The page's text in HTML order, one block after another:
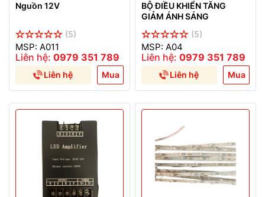
Nguồn 12V
(5)
MSP: A011
Liên hệ: 0979 351 789
Liên hệ Mua
BỘ ĐIỀU KHIỂN TĂNG
GIẢM ÁNH SÁNG
(5)
MSP: A04
Liên hệ: 0979 351 789
Liên hệ Mua